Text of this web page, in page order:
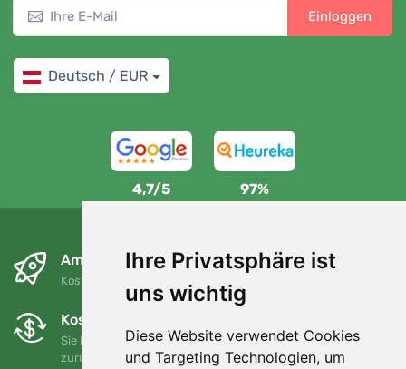
Ihre Privatsphäre ist
uns wichtig
Diese Website verwendet Cookies
und Targeting Technologien, um
Einloggen
Deutsch / EUR
4,7/5 97%
Am nächsten Tag und kostenlos
Kostenloser Versand für Bestellungen über 80 EUR
Kostenloser Umtausch und Rückgabe
Sie können Ihre Bestellung jederzeit innerhalb von 90 Tagen
zurückgeben oder umtauschen.